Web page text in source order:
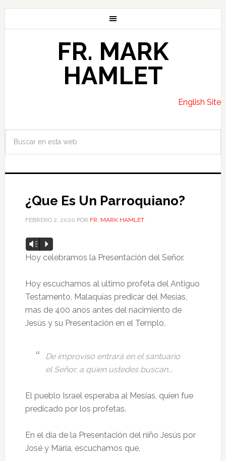
FR. MARK
HAMLET
English Site
¿Que Es Un Parroquiano?
FEBRERO 2, 2020 POR FR. MARK HAMLET
Vm P
Hoy celebramos la Presentación del Señor.
Hoy escuchamos al ultimo profeta del Antiguo
Testamento, Malaquías predicar del Mesías,
mas de 400 anos antes del nacimiento de
Jesús y su Presentación en el Templo,
De improviso entrará en el santuario
el Señor, a quien ustedes buscan….
El pueblo Israel esperaba al Mesías, quien fue
predicado por los profetas.
En el día de la Presentación del niño Jesús por
José y María, escuchamos que,